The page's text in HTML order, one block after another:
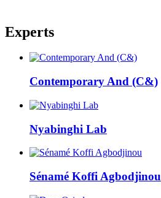
Experts
Contemporary And (C&)
Nyabinghi Lab
Sénamé Koffi Agbodjinou